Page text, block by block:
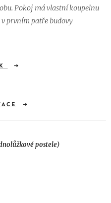
Pokoj má vlastní koupelnu
v prvním patře budovy
postele)